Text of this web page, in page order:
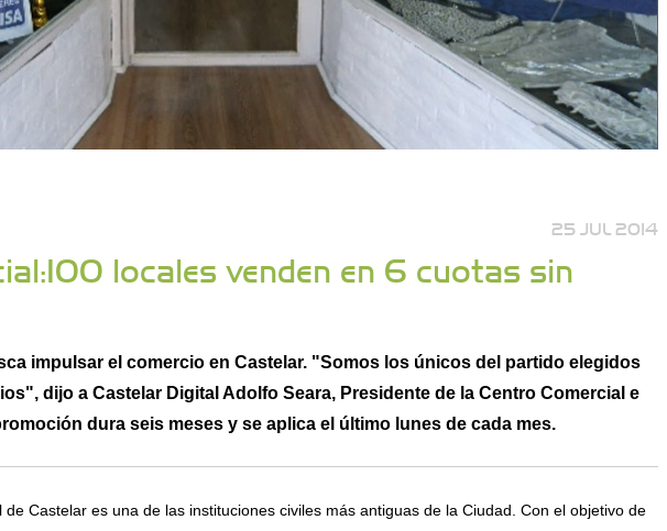
25 JUL 2014
locales venden en 6 cuotas sin
impulsar el comercio en Castelar. "Somos los únicos del partido elegidos
dijo a Castelar Digital Adolfo Seara, Presidente de la Centro Comercial e
dura seis meses y se aplica el último lunes de cada mes.
Castelar es una de las instituciones civiles más antiguas de la Ciudad. Con el objetivo de